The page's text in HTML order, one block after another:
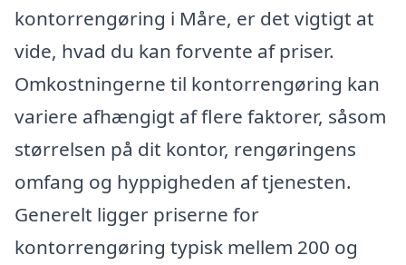
kontorrengøring i Måre, er det vigtigt at
vide, hvad du kan forvente af priser.
Omkostningerne til kontorrengøring kan
variere afhængigt af flere faktorer, såsom
størrelsen på dit kontor, rengøringens
omfang og hyppigheden af tjenesten.
Generelt ligger priserne for
kontorrengøring typisk mellem 200 og